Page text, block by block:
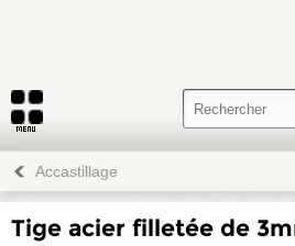
Accastillage
Tige acier filletée de